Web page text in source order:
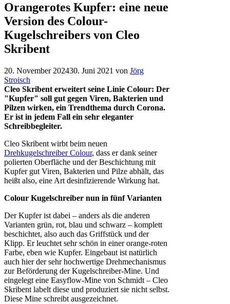
Orangerotes Kupfer: eine neue
Version des Colour-
Kugelschreibers von Cleo
Skribent
20. November 202430. Juni 2021 von Jörg
Stroisch
Cleo Skribent erweitert seine Linie Colour: Der
"Kupfer" soll gut gegen Viren, Bakterien und
Pilzen wirken, ein Trendthema durch Corona.
Er ist in jedem Fall ein sehr eleganter
Schreibbegleiter.
Cleo Skribent wirbt beim neuen
Drehkugelschreiber Colour, dass er dank seiner
polierten Oberfläche und der Beschichtung mit
Kupfer gut Viren, Bakterien und Pilze abhält, das
heißt also, eine Art desinfizierende Wirkung hat.
Colour Kugelschreiber nun in fünf Varianten
Der Kupfer ist dabei – anders als die anderen
Varianten grün, rot, blau und schwarz – komplett
beschichtet, also auch das Griffstück und der
Klipp. Er leuchtet sehr schön in einer orange-roten
Farbe, eben wie Kupfer. Eingebaut ist natürlich
auch hier der sehr hochwertige Drehmechanismus
zur Beförderung der Kugelschreiber-Mine. Und
eingelegt eine Easyflow-Mine von Schmidt – Cleo
Skribent labelt diese und produziert sie nicht selbst.
Diese Mine schreibt ausgezeichnet.